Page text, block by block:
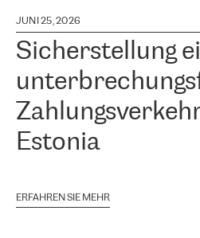
JUNI 25, 2026
Sicherstellung
Estonia
ERFAHREN SIE MEHR